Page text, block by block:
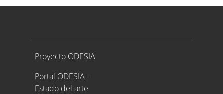
Proyecto ODESIA
Proyecto ODESIA
Portal ODESIA -
Estado del arte